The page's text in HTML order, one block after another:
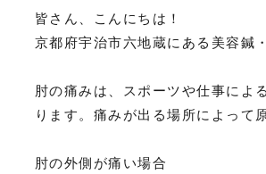
皆さん、こんにちは！
京都府宇治市六地蔵にある美容鍼
肘の痛みは、スポーツや仕事によ
ります。痛みが出る場所によって
肘の外側が痛い場合